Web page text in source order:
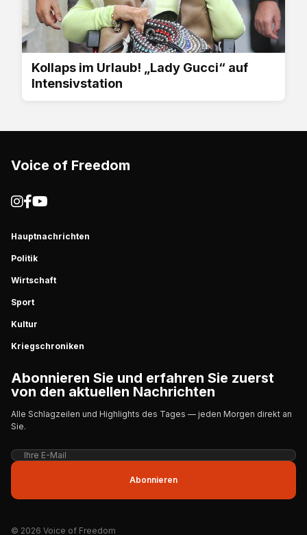
Kollaps im Urlaub! „Lady Gucci“ auf
Intensivstation
Voice of Freedom
Hauptnachrichten
Politik
Wirtschaft
Sport
Kultur
Kriegschroniken
Abonnieren Sie und erfahren Sie zuerst
von den aktuellen Nachrichten
Alle Schlagzeilen und Highlights des Tages — jeden Morgen direkt an
Sie.
Abonnieren
© 2026 Voice of Freedom